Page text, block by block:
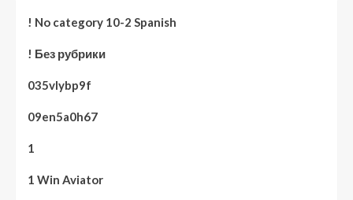
! No category 10-2 Spanish
! Без рубрики
035vlybp9f
09en5a0h67
1
1 Win Aviator